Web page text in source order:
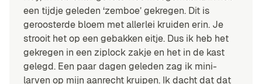
een tijdje geleden ‘zemboe’ gekregen. Dit is
geroosterde bloem met allerlei kruiden erin. Je
strooit het op een gebakken eitje. Dus ik heb het
gekregen in een ziplock zakje en het in de kast
gelegd. Een paar dagen geleden zag ik mini-
larven op mijn aanrecht kruipen. Ik dacht dat dat